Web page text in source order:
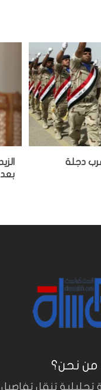
دجلة
بعد
من نحن؟
تحليلية تنقل تفاصيل